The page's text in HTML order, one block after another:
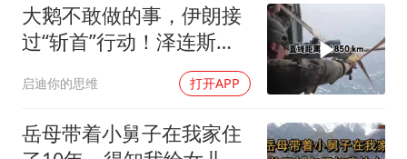
上海大部迎大暴雨
《龙餐馆》 冲奖
构建更高水平的全民健身公共服务体系
大鹅不敢做的事，伊朗接
过“斩首”行动！泽连斯基
启迪你的思维 打开APP
岳母带着小舅子在我家住